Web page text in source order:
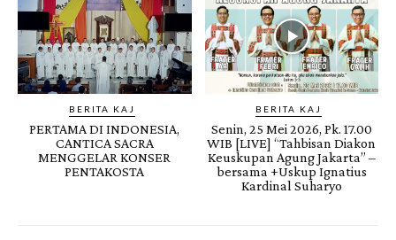
BERITA KAJ
PERTAMA DI INDONESIA,
CANTICA SACRA
MENGGELAR KONSER
PENTAKOSTA
BERITA KAJ
Senin, 25 Mei 2026, Pk. 17.00
WIB [LIVE] “Tahbisan Diakon
Keuskupan Agung Jakarta” –
bersama +Uskup Ignatius
Kardinal Suharyo